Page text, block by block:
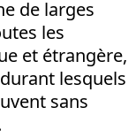
de larges
les
et étrangère,
lesquels
sans